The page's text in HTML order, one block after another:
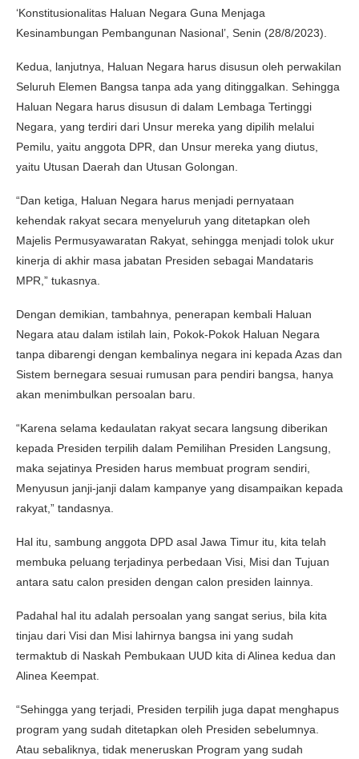
‘Konstitusionalitas Haluan Negara Guna Menjaga
Kesinambungan Pembangunan Nasional’, Senin (28/8/2023).
Kedua, lanjutnya, Haluan Negara harus disusun oleh perwakilan
Seluruh Elemen Bangsa tanpa ada yang ditinggalkan. Sehingga
Haluan Negara harus disusun di dalam Lembaga Tertinggi
Negara, yang terdiri dari Unsur mereka yang dipilih melalui
Pemilu, yaitu anggota DPR, dan Unsur mereka yang diutus,
yaitu Utusan Daerah dan Utusan Golongan.
“Dan ketiga, Haluan Negara harus menjadi pernyataan
kehendak rakyat secara menyeluruh yang ditetapkan oleh
Majelis Permusyawaratan Rakyat, sehingga menjadi tolok ukur
kinerja di akhir masa jabatan Presiden sebagai Mandataris
MPR,” tukasnya.
Dengan demikian, tambahnya, penerapan kembali Haluan
Negara atau dalam istilah lain, Pokok-Pokok Haluan Negara
tanpa dibarengi dengan kembalinya negara ini kepada Azas dan
Sistem bernegara sesuai rumusan para pendiri bangsa, hanya
akan menimbulkan persoalan baru.
“Karena selama kedaulatan rakyat secara langsung diberikan
kepada Presiden terpilih dalam Pemilihan Presiden Langsung,
maka sejatinya Presiden harus membuat program sendiri,
Menyusun janji-janji dalam kampanye yang disampaikan kepada
rakyat,” tandasnya.
Hal itu, sambung anggota DPD asal Jawa Timur itu, kita telah
membuka peluang terjadinya perbedaan Visi, Misi dan Tujuan
antara satu calon presiden dengan calon presiden lainnya.
Padahal hal itu adalah persoalan yang sangat serius, bila kita
tinjau dari Visi dan Misi lahirnya bangsa ini yang sudah
termaktub di Naskah Pembukaan UUD kita di Alinea kedua dan
Alinea Keempat.
“Sehingga yang terjadi, Presiden terpilih juga dapat menghapus
program yang sudah ditetapkan oleh Presiden sebelumnya.
Atau sebaliknya, tidak meneruskan Program yang sudah